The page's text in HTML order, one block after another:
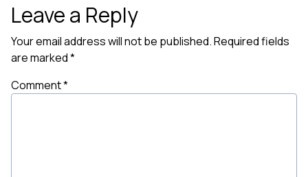
Leave a Reply
Your email address will not be published.Required fields
are marked*
Comment*